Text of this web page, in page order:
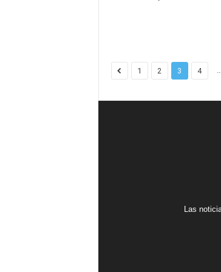
1 2 3 4
Las